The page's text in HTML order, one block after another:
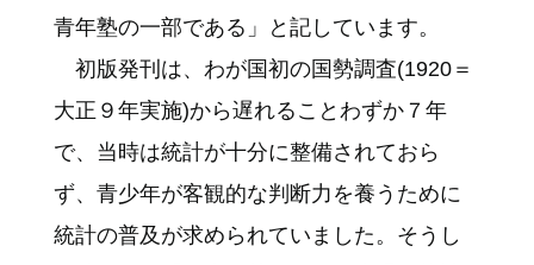
青年塾の一部である」と記しています。
初版発刊は、わが国初の国勢調査(1920＝
大正９年実施)から遅れることわずか７年
で、当時は統計が十分に整備されておら
ず、青少年が客観的な判断力を養うために
統計の普及が求められていました。そうし